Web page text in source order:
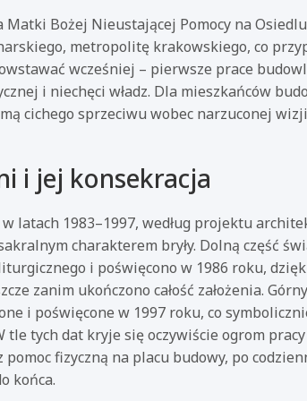
Bożej Nieustającej Pomocy na
metropolitę krakowskiego, co
wcześniej – pierwsze prace
i niechęci władz. Dla mieszkańców
cichego sprzeciwu wobec narzuconej
i jej konsekracja
latach 1983–1997, według projektu
charakterem bryły. Dolną część
i poświęcono w 1986 roku,
zanim ukończono całość założenia.
i poświęcone w 1997 roku, co
tych dat kryje się oczywiście ogrom
pomoc fizyczną na placu budowy, po
końca.